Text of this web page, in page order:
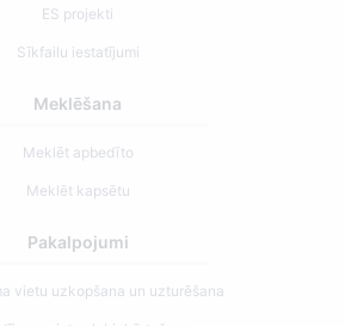
ES projekti
Sīkfailu iestatījumi
Meklēšana
Meklēt apbedīto
Meklēt kapsētu
Pakalpojumi
vietu uzkopšana un uzturēšana